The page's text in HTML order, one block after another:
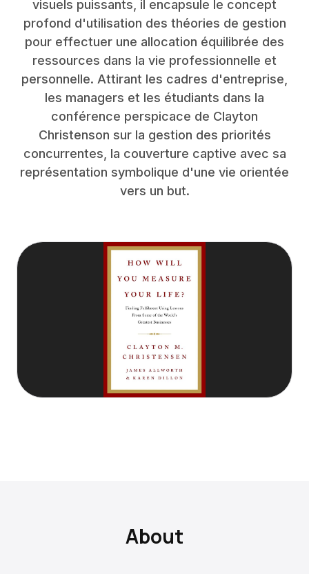
visuels puissants, il encapsule le concept
profond d'utilisation des théories de gestion
pour effectuer une allocation équilibrée des
ressources dans la vie professionnelle et
personnelle. Attirant les cadres d'entreprise,
les managers et les étudiants dans la
conférence perspicace de Clayton
Christenson sur la gestion des priorités
concurrentes, la couverture captive avec sa
représentation symbolique d'une vie orientée
vers un but.
About